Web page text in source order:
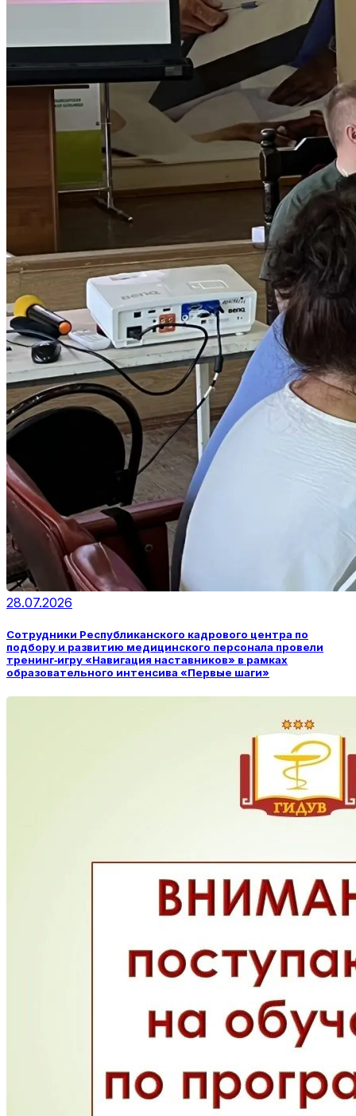
28.07.2026
Сотрудники Республиканского кадрового центра по
подбору и развитию медицинского персонала провели
тренинг‑игру «Навигация наставников» в рамках
образовательного интенсива «Первые шаги»